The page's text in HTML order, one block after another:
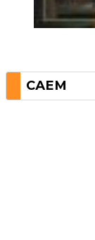
САЕМ